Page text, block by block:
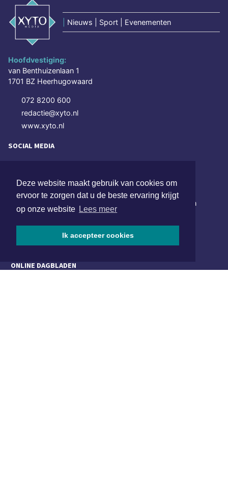
Deze website maakt gebruik van cookies om
ervoor te zorgen dat u de beste ervaring krijgt
op onze website Lees meer
Ik accepteer cookies
Nieuws | Sport | Evenementen
Hoofdvestiging:
van Benthuizenlaan 1
1701 BZ Heerhugowaard
072 8200 600
redactie@xyto.nl
www.xyto.nl
SOCIAL MEDIA
NIEUWSBRIEF AANMELDEN
Schrijf je in voor onze nieuwsbrief en krijg wekelijks een
samenvatting van alle gebeurtenissen uit jouw regio.
ONLINE DAGBLADEN